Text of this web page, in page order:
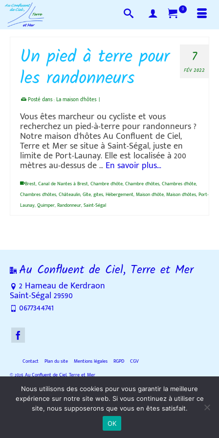
0
7
FÉV 2022
Un pied à terre pour
les randonneurs
Posté dans :La maison d'hôtes |
Vous êtes marcheur ou cycliste et vous
recherchez un pied-à-terre pour randonneurs ?
Notre maison d'hôtes Au Confluent de Ciel,
Terre et Mer se situe à Saint-Ségal, juste en
limite de Port-Launay. Elle est localisée à 200
mètres au-dessus de … En savoir plus...
Brest,Canal de Nantes à Brest,Chambre d'hôte,Chambre d'hôtes,Chambres d'hôte,
Chambres d'hôtes,Châteaulin,Gîte,gites,Hébergement,Maison d'hôte,Maison d'hôtes,Port-
Launay,Quimper,Randonneur,Saint-Ségal
Au Confluent de Ciel, Terre et Mer
2 Hameau de Kerdraon
Saint-Ségal 29590
0677344741
Contact Plan du site Mentions légales RGPD
CGV
© 2026 Au Confluent de Ciel, Terre et Mer
Nous utilisons des cookies pour vous garantir la meilleure
expérience sur notre site web. Si vous continuez à utiliser ce
site, nous supposerons que vous en êtes satisfait.
OK